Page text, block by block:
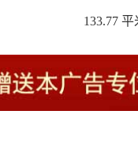
133.77 平